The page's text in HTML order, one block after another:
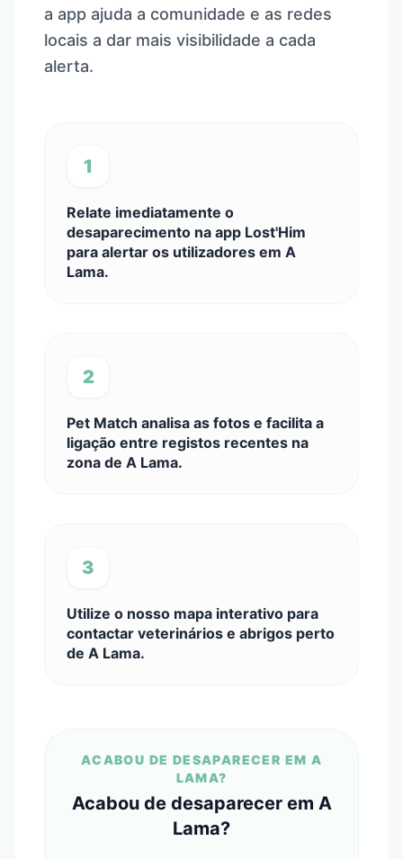
a app ajuda a comunidade e as redes
locais a dar mais visibilidade a cada
alerta.
1
Relate imediatamente o
desaparecimento na app Lost'Him
para alertar os utilizadores em A
Lama.
2
Pet Match analisa as fotos e facilita a
ligação entre registos recentes na
zona de A Lama.
3
Utilize o nosso mapa interativo para
contactar veterinários e abrigos perto
de A Lama.
ACABOU DE DESAPARECER EM A
LAMA?
Acabou de desaparecer em A
Lama?